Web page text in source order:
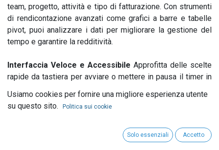
team, progetto, attività e tipo di fatturazione. Con strumenti
di rendicontazione avanzati come grafici a barre e tabelle
pivot, puoi analizzare i dati per migliorare la gestione del
tempo e garantire la redditività.
Interfaccia Veloce e Accessibile Approfitta delle scelte
rapide da tastiera per avviare o mettere in pausa il timer in
qualsiasi schermata, permettendo al tuo team di tracciare il
tempo in modo efficiente. Visualizza in tempo reale chi sta
lavorando su cosa e monitora facilmente le ore di
Usiamo cookies per fornire una migliore esperienza utente
su questo sito.
Politica sui cookie
Solo essenziali Accetto